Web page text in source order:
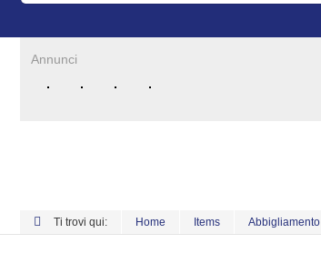
Annunci
Ti trovi qui: Home Items Abbigliamento